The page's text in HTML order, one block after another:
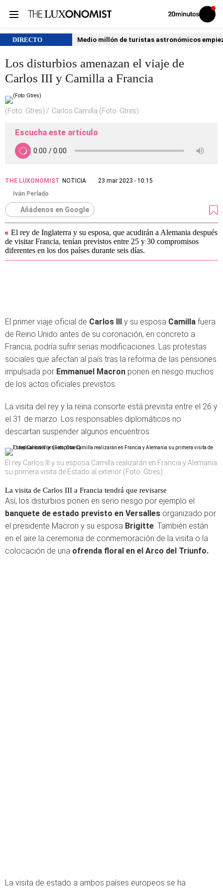
Volver
Iniciar
sesión
DIRECTO Medio millón de turistas astronómicos
Los disturbios amenazan el viaje de
Carlos III y Camilla a Francia
(Foto: Gtres) Carlos Camilla (Foto: Gtres)
Escucha este artículo
THE LUXONOMIST NOTICIA
23 mar 2023 - 10:15
Iván Perlado
Añádenos en Google
El rey de Inglaterra y su esposa, que acudirán a Alemania después
de visitar Francia, tenían previstos entre 25 y 30 compromisos
diferentes en los dos países durante seis días.
El primer viaje oficial de Carlos III y su esposa Camilla fuera
de Reino Unido antes de su coronación, en concreto a
Francia, podría sufrir serias modificaciones. Las protestas
sociales que afectan al país tras la reforma de las pensiones
impulsada por Emmanuel Macron ponen en riesgo muchos
de los actos oficiales previstos.
La visita del rey y la reina consorte está prevista entre el 26 y
el 31 de marzo. Los responsables diplomáticos no
descartan suspender algunos encuentros.
El rey Carlos III y su esposa Camilla realizarán en Francia y Alemania
su primera visita de Estado al exterior (Foto: Gtres)
La visita de Carlos III a Francia tendrá que revisarse
Así, los disturbios ponen en serio riesgo por ejemplo el
banquete de estado previsto en Versalles organizado por
el presidente Macron y su esposa Brigitte. También están
en el aire la ceremonia de conmemoración de la visita o la
colocación de una ofrenda floral en el Arco del Triunfo.
La visita de estado a ambos países europeos se ha